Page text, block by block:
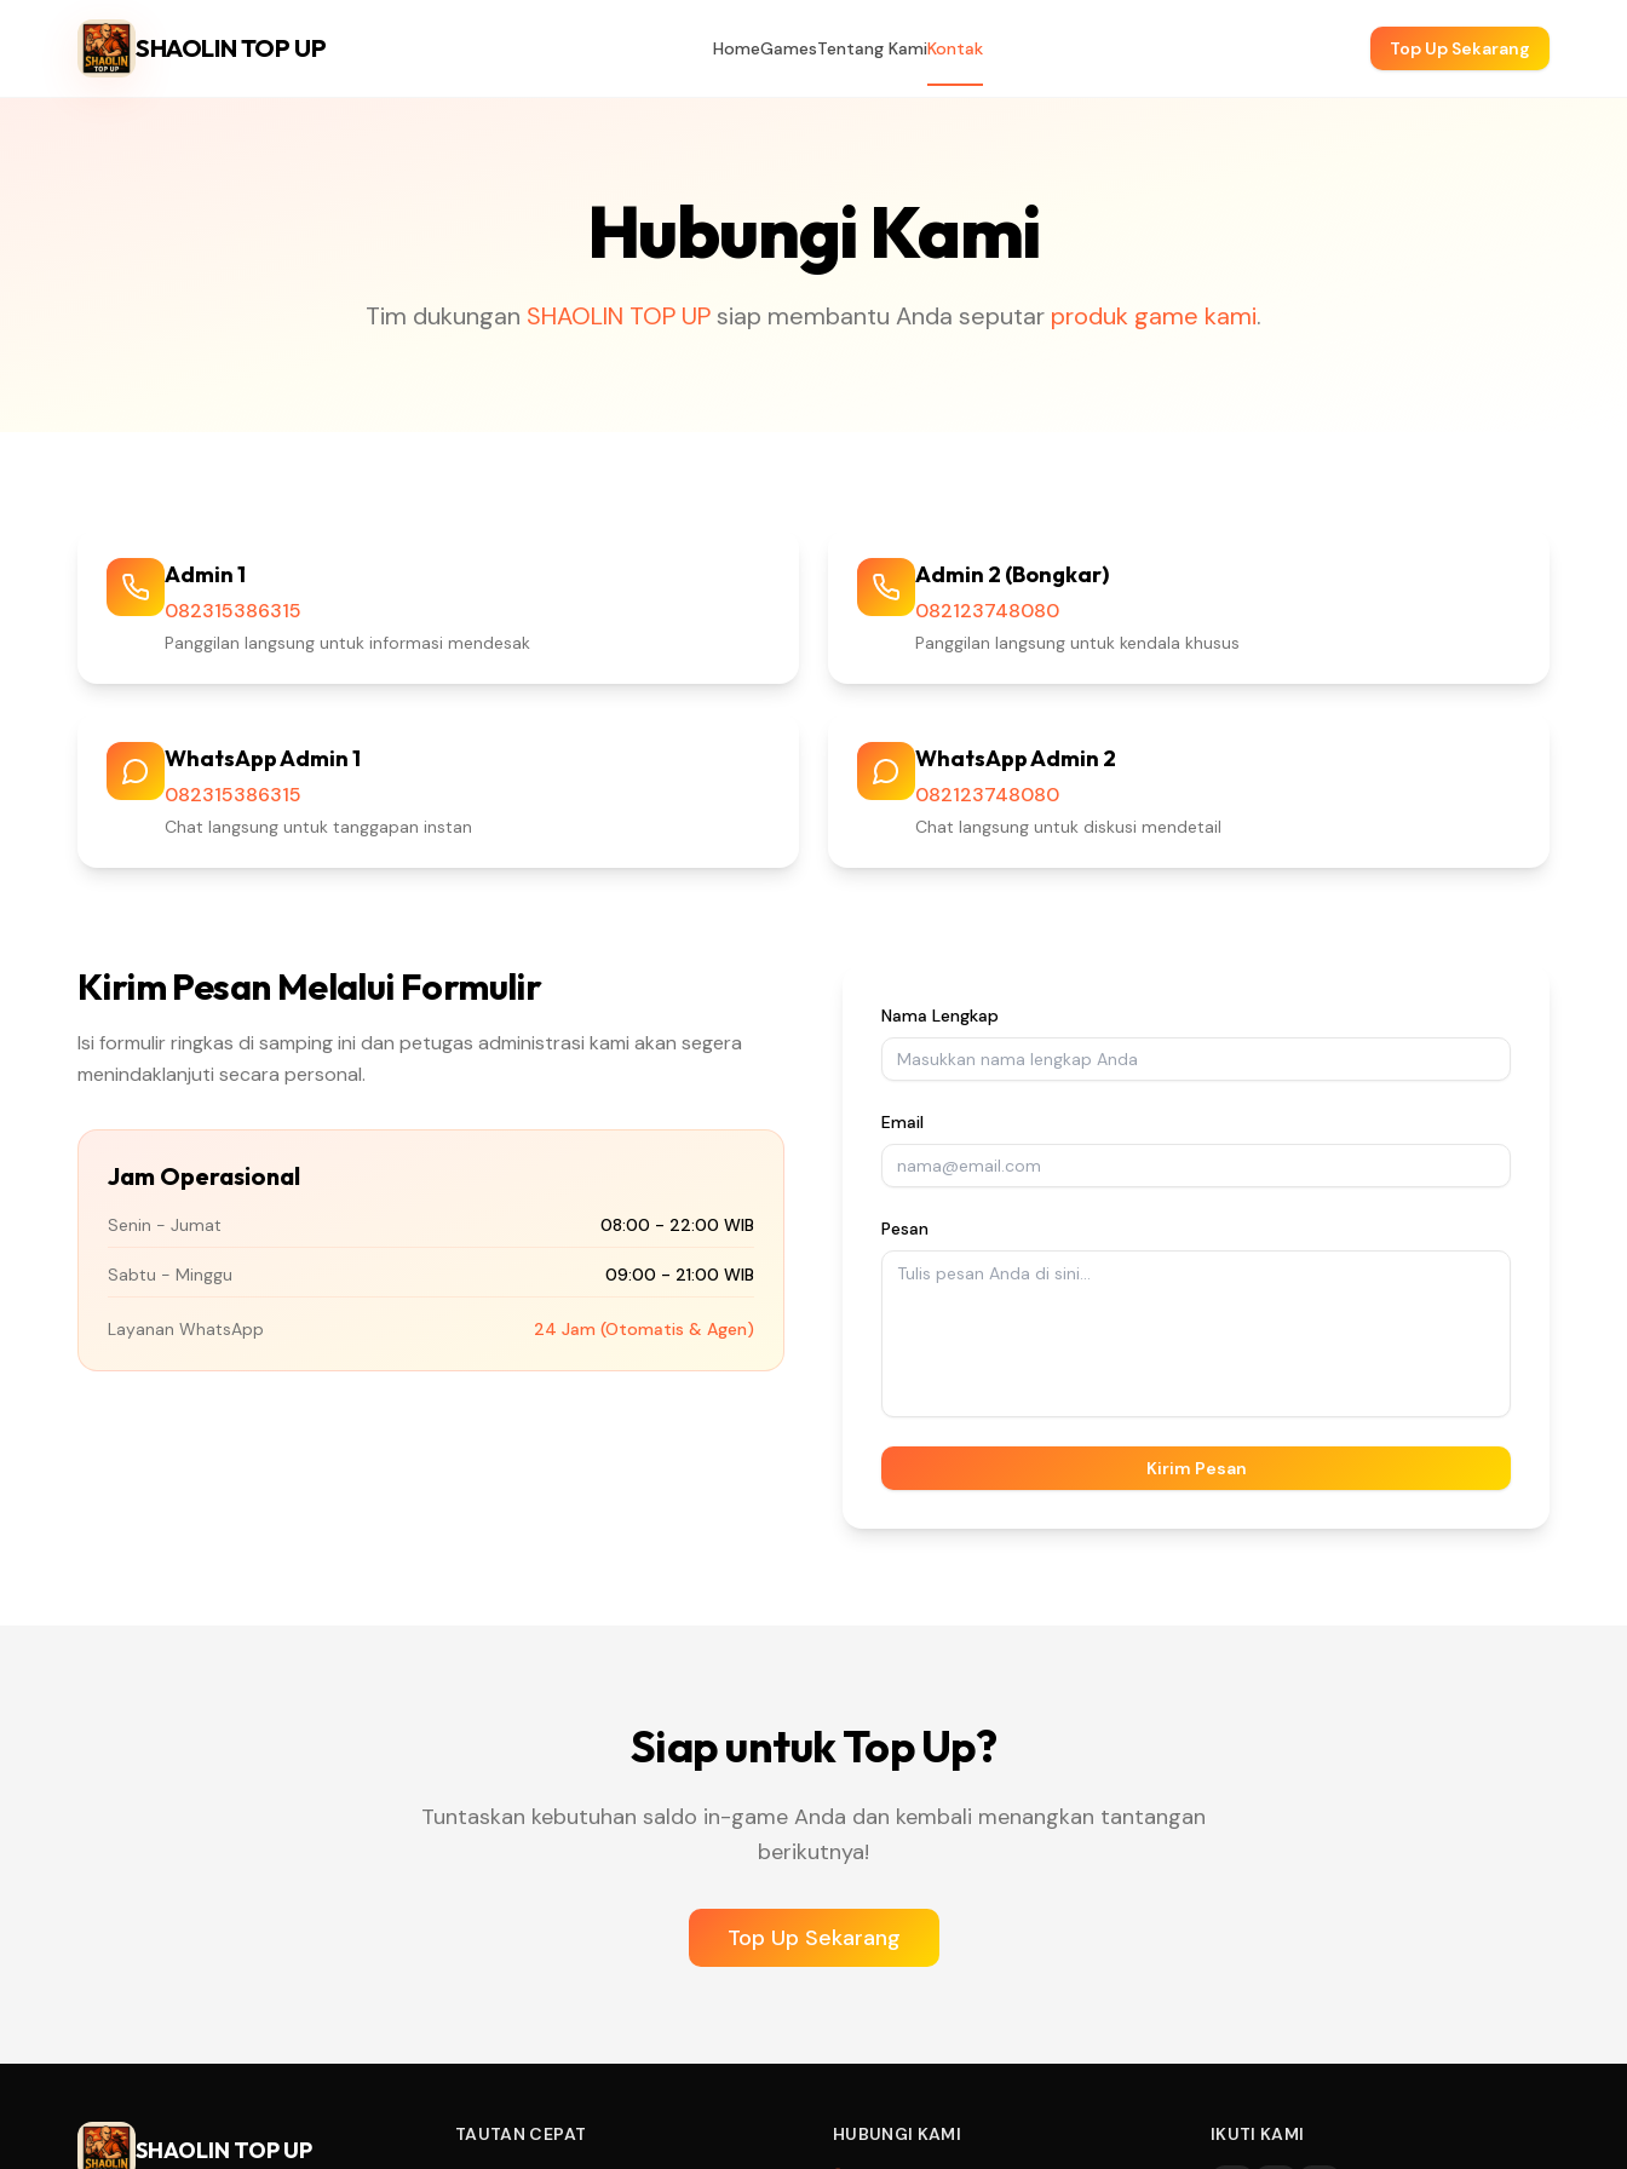
SHAOLIN TOP UP HomeGamesTentang KamiKontak Top Up Sekarang
Hubungi Kami
Tim dukungan SHAOLIN TOP UPsiap membantu Anda seputar produk game kami.
Admin 1
082315386315
Panggilan langsung untuk informasi mendesak
Admin 2 (Bongkar)
082123748080
Panggilan langsung untuk kendala khusus
WhatsApp Admin 1
082315386315
Chat langsung untuk tanggapan instan
WhatsApp Admin 2
082123748080
Chat langsung untuk diskusi mendetail
Kirim Pesan Melalui Formulir
Isi formulir ringkas di samping ini dan petugas administrasi kami akan segera
menindaklanjuti secara personal.
Jam Operasional
Senin - Jumat 08:00 - 22:00 WIB
Sabtu - Minggu 09:00 - 21:00 WIB
Layanan WhatsApp 24 Jam (Otomatis & Agen)
Nama Lengkap
Email
Pesan
Kirim Pesan
Siap untuk Top Up?
Tuntaskan kebutuhan saldo in-game Anda dan kembali menangkan tantangan
berikutnya!
Top Up Sekarang
SHAOLIN TOP UP
TAUTAN CEPAT
HUBUNGI KAMI
IKUTI KAMI